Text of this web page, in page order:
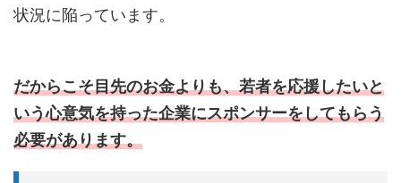
状況に陥っています。
だからこそ目先のお金よりも、若者を応援したいと
いう心意気を持った企業にスポンサーをしてもらう
必要があります。